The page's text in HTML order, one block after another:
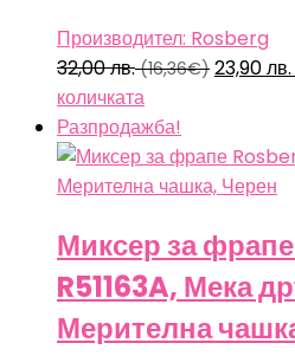
Производител: Rosberg
32,00лв.(16,36€) Original
32,00 лв.
(16,36€).
23,90лв.
количката
Разпродажба!
Миксер за
R51163A, Мека
Мерителна